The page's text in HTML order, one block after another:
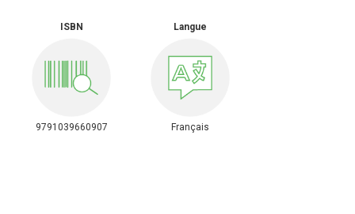
ISBN
9791039660907
Langue
Français